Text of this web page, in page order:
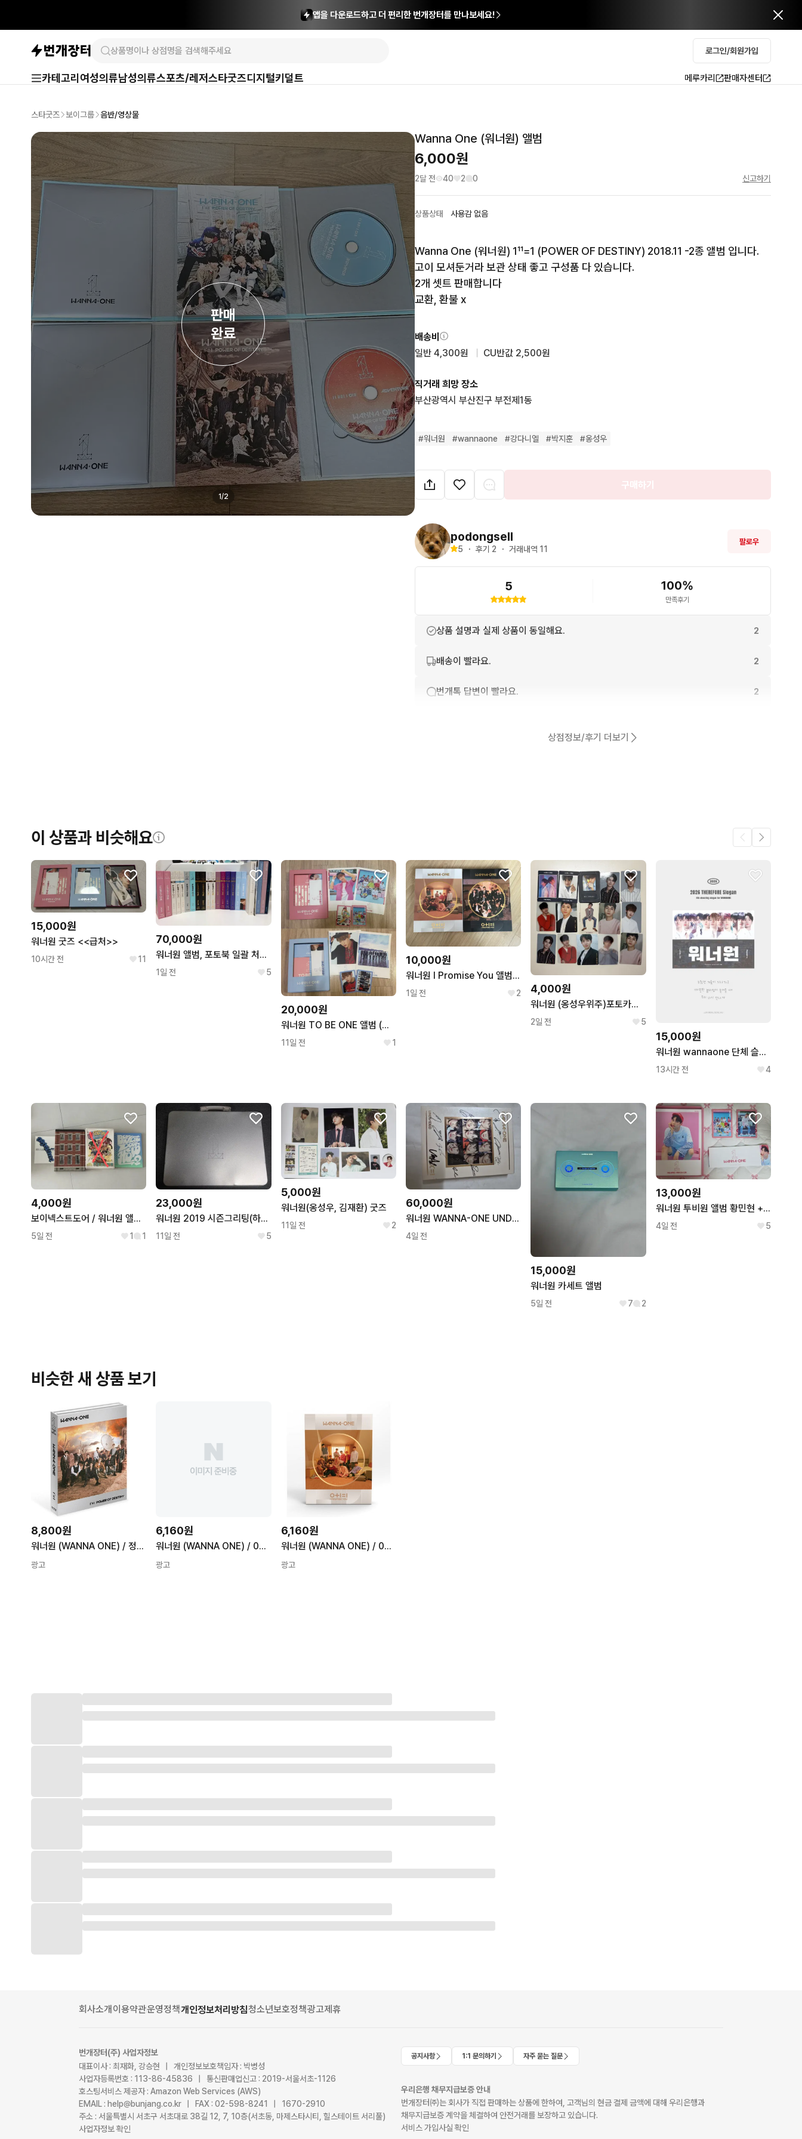
앱을 다운로드하고 더 편리한 번개장터를 만나보세요!
로그인/회원가입
카테고리 여성의류남성의류스포츠/레저스타굿즈디지털키덜트 메루카리 판매자센터
스타굿즈 보이그룹 음반/영상물
판매
완료
1/2
Wanna One (워너원) 앨범
6,000원
2달 전 40 2 0 신고하기
상품상태 사용감 없음
Wanna One (워너원) 1¹¹=1 (POWER OF DESTINY) 2018.11 -2종 앨범 입니다.
고이 모셔둔거라 보관 상태 좋고 구성품 다 있습니다.
2개 셋트 판매합니다
교환, 환불 x
배송비
일반 4,300원
CU반값 2,500원
직거래 희망 장소
부산광역시 부산진구 부전제1동
#워너원 #wannaone #강다니엘 #박지훈 #옹성우
구매하기
podongsell
5 ・ 후기 2 ・ 거래내역 11
팔로우
5 100%
만족후기
상품 설명과 실제 상품이 동일해요. 2
배송이 빨라요. 2
번개톡 답변이 빨라요. 2
상점정보/후기 더보기
이 상품과 비슷해요
15,000원
워너원 굿즈 <<급처>>
10시간 전 11
70,000원
워너원 앨범, 포토북 일괄 처분 (쿨거시 택배비 무료.)
1일 전 5
20,000원
워너원 TO BE ONE 앨범 (배진영 박우진 박지훈 포카)
11일 전 1
10,000원
워너원 I Promise You 앨범 일괄
1일 전 2 4,000원
워너원 (옹성우위주)포토카드 15장
2일 전 5
15,000원
워너원 wannaone 단체 슬로건 반슬
13시간 전 4
4,000원
보이넥스트도어 / 워너원 앨범 판매
5일 전 1 1
23,000원
워너원 2019 시즌그리팅(하자O)
11일 전 5
5,000원
워너원(옹성우, 김재환) 굿즈
11일 전 2
60,000원
워너원 WANNA-ONE UNDIVIDED 친필 전원사인 민트급 cd
4일 전
15,000원
워너원 카세트 앨범
5일 전 7 2
13,000원
워너원 투비원 앨범 황민현 + 김재환
4일 전 5
비슷한 새 상품 보기
8,800원
워너원 (WANNA ONE) / 정규 1집 1¹¹=1 (POWER OF DESTINY) (Adventure 버전/미개봉)
광고
6,160원
워너원 (WANNA ONE) / 0+1=1 (I PROMISE YOU) (Night 버전/미개봉)
광고
6,160원
워너원 (WANNA ONE) / 0+1=1 (I PROMISE YOU) (Day 버전/미개봉)
광고
회사소개이용약관운영정책개인정보처리방침청소년보호정책광고제휴
번개장터(주) 사업자정보
대표이사 : 최재화, 강승현 | 개인정보보호책임자 : 박병성
사업자등록번호 : 113-86-45836 | 통신판매업신고 : 2019-서울서초-1126
호스팅서비스 제공자 : Amazon Web Services (AWS)
EMAIL : help@bunjang.co.kr | FAX : 02-598-8241 | 1670-2910
주소 : 서울특별시 서초구 서초대로 38길 12, 7, 10층(서초동, 마제스타시티, 힐스테이트 서리풀)
사업자정보 확인
공지사항 1:1 문의하기 자주 묻는 질문
우리은행 채무지급보증 안내
번개장터㈜는 회사가 직접 판매하는 상품에 한하여, 고객님의 현금 결제 금액에 대해 우리은행과
채무지급보증 계약을 체결하여 안전거래를 보장하고 있습니다.
서비스 가입사실 확인